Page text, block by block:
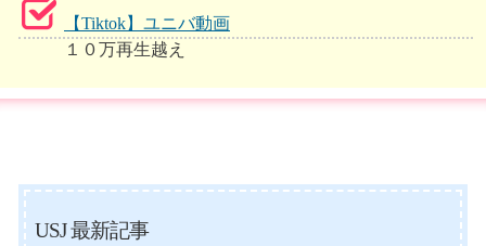
【Tiktok】ユニバ動画
１０万再生越え
USJ 最新記事